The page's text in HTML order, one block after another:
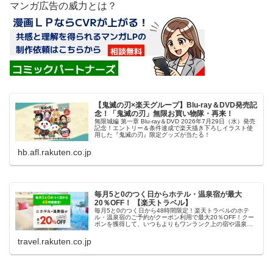
マンガ広告の威力とは？
【鬼滅の刃×楽天グループ】Blu-ray＆DVD発売記
念！「鬼滅の刃」無限お買い物隊・再来！
無限城編 第一章 Blu-ray＆DVD 2026年7月29日（水）発売
記念！エントリー＆条件達成で楽天描き下ろしイラスト使
用した『鬼滅の刃』限定グッズが当たる！
hb.afl.rakuten.co.jp
毎月5と0のつく日からホテル・温泉宿が最大
20％OFF！ 【楽天トラベル】
毎月5と0のつく日から48時間限定！楽天トラベルのホテ
ル・温泉宿のご予約がクーポン利用で最大20％OFF！クー
ポンを獲得して、いつもよりもワンランク上の宿や温泉宿
travel.rakuten.co.jp